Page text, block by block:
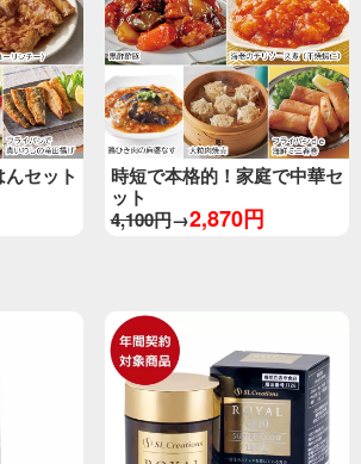
セット
時短で本格的！家庭で中華セ
ット
4,100円→2,870円